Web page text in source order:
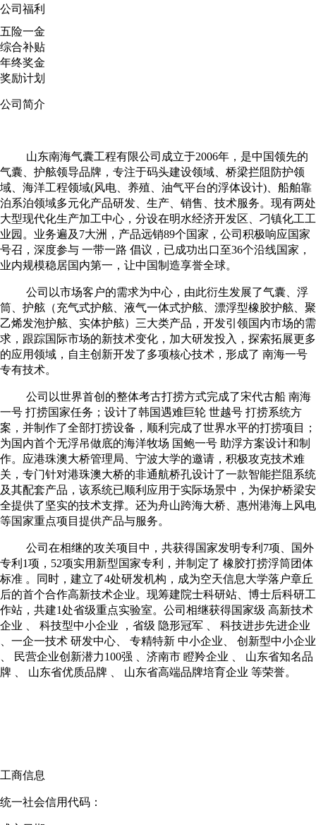
公司福利
五险一金
综合补贴
年终奖金
奖励计划
公司简介
山东南海气囊工程有限公司成立于2006年，是中国领先的
气囊、护舷领导品牌，专注于码头建设领域、桥梁拦阻防护领
域、海洋工程领域(风电、养殖、油气平台的浮体设计)、船舶靠
泊系泊领域多元化产品研发、生产、销售、技术服务。现有两处
大型现代化生产加工中心，分设在明水经济开发区、刁镇化工工
业园。业务遍及7大洲，产品远销89个国家，公司积极响应国家
号召，深度参与 一带一路 倡议，已成功出口至36个沿线国家，
业内规模稳居国内第一，让中国制造享誉全球。
公司以市场客户的需求为中心，由此衍生发展了气囊、浮
筒、护舷（充气式护舷、液气一体式护舷、漂浮型橡胶护舷、聚
乙烯发泡护舷、实体护舷）三大类产品，开发引领国内市场的需
求，跟踪国际市场的新技术变化，加大研发投入，探索拓展更多
的应用领域，自主创新开发了多项核心技术，形成了 南海一号
专有技术。
公司以世界首创的整体考古打捞方式完成了宋代古船 南海
一号 打捞国家任务；设计了韩国遇难巨轮 世越号 打捞系统方
案，并制作了全部打捞设备，顺利完成了世界水平的打捞项目；
为国内首个无浮吊做底的海洋牧场 国鲍一号 助浮方案设计和制
作。应港珠澳大桥管理局、宁波大学的邀请，积极攻克技术难
关，专门针对港珠澳大桥的非通航桥孔设计了一款智能拦阻系统
及其配套产品，该系统已顺利应用于实际场景中，为保护桥梁安
全提供了坚实的技术支撑。还为舟山跨海大桥、惠州港海上风电
等国家重点项目提供产品与服务。
公司在相继的攻关项目中，共获得国家发明专利7项、国外
专利1项，52项实用新型国家专利，并制定了 橡胶打捞浮筒团体
标准 。同时，建立了4处研发机构，成为空天信息大学落户章丘
后的首个合作高新技术企业。现筹建院士科研站、博士后科研工
作站，共建1处省级重点实验室。公司相继获得国家级 高新技术
企业 、 科技型中小企业 ，省级 隐形冠军 、 科技进步先进企业
、一企一技术 研发中心、 专精特新 中小企业、 创新型中小企业
、 民营企业创新潜力100强 、济南市 瞪羚企业 、 山东省知名品
牌 、 山东省优质品牌 、 山东省高端品牌培育企业 等荣誉。
工商信息
统一社会信用代码：